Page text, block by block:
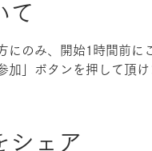
て
にのみ、開始1時間前
加」ボタンを押して頂け
シェア